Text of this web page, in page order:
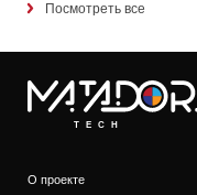
Посмотреть все
TECH
О проекте